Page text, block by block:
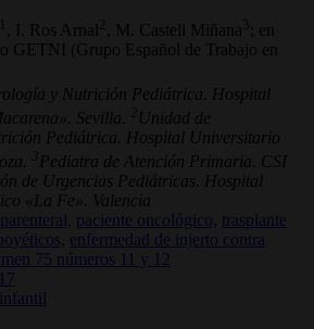
1 , I. Ros Arnal , M. Castell Miñana 3
; en
GETNI (Grupo Español de Trabajo en
y Nutrición Pediátrica. Hospital
Sevilla.
2 Unidad de
Pediátrica. Hospital Universitario
3 Pediatra de Atención Primaria. CSI
de Urgencias Pediátricas. Hospital
«La Fe». Valencia
paciente oncológico, trasplante
enfermedad de injerto contra
75 números 11 y 12